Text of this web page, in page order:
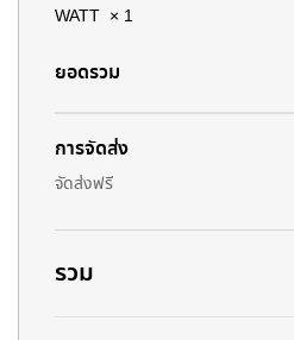
WATT × 1
ยอดรวม
การจัดส่ง
จัดส่งฟรี
รวม